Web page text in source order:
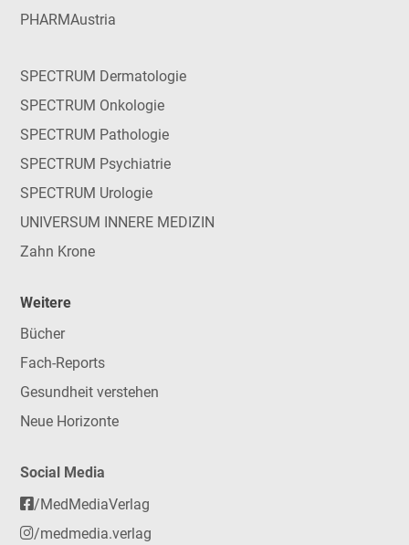
PHARMAustria
SPECTRUM Dermatologie
SPECTRUM Onkologie
SPECTRUM Pathologie
SPECTRUM Psychiatrie
SPECTRUM Urologie
UNIVERSUM INNERE MEDIZIN
Zahn Krone
Weitere
Bücher
Fach-Reports
Gesundheit verstehen
Neue Horizonte
Social Media
/MedMediaVerlag
/medmedia.verlag